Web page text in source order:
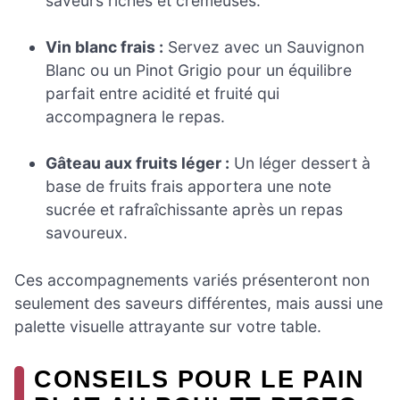
Vin blanc frais : Servez avec un Sauvignon
Blanc ou un Pinot Grigio pour un équilibre
parfait entre acidité et fruité qui
accompagnera le repas.
Gâteau aux fruits léger : Un léger dessert à
base de fruits frais apportera une note
sucrée et rafraîchissante après un repas
savoureux.
Ces accompagnements variés présenteront non
seulement des saveurs différentes, mais aussi une
palette visuelle attrayante sur votre table.
CONSEILS POUR LE PAIN